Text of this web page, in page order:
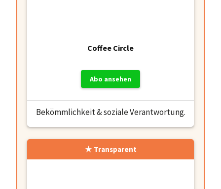
Coffee Circle
Abo ansehen
Bekömmlichkeit & soziale Verantwortung.
Transparent